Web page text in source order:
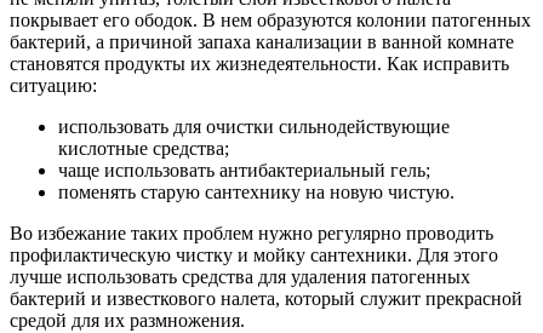
покрывает его ободок. В нем образуются колонии патогенных
бактерий, а причиной запаха канализации в ванной комнате
становятся продукты их жизнедеятельности. Как исправить
ситуацию:
использовать для очистки сильнодействующие
кислотные средства;
чаще использовать антибактериальный гель;
поменять старую сантехнику на новую чистую.
Во избежание таких проблем нужно регулярно проводить
профилактическую чистку и мойку сантехники. Для этого
лучше использовать средства для удаления патогенных
бактерий и известкового налета, который служит прекрасной
средой для их размножения.